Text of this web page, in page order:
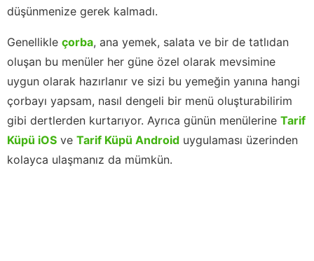
düşünmenize gerek kalmadı.
Genellikle çorba, ana yemek, salata ve bir de tatlıdan
oluşan bu menüler her güne özel olarak mevsimine
uygun olarak hazırlanır ve sizi bu yemeğin yanına hangi
çorbayı yapsam, nasıl dengeli bir menü oluşturabilirim
gibi dertlerden kurtarıyor. Ayrıca günün menülerine Tarif
Küpü iOS ve Tarif Küpü Android uygulaması üzerinden
kolayca ulaşmanız da mümkün.